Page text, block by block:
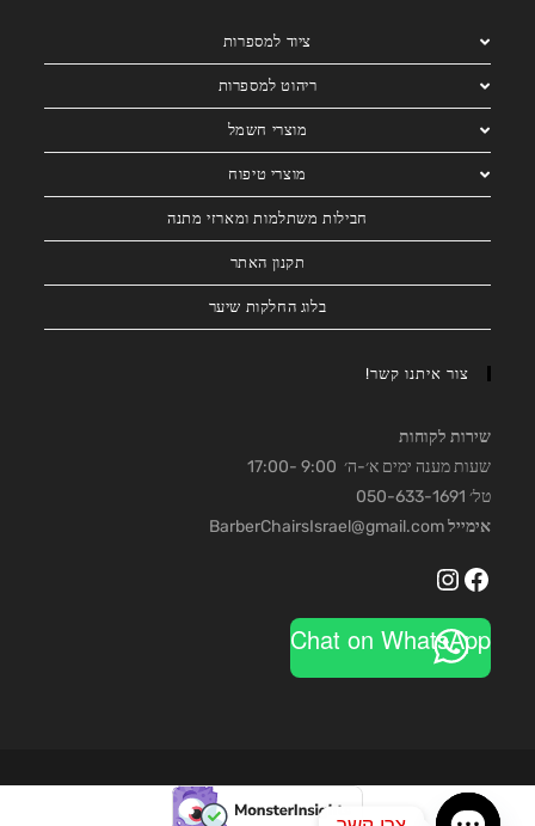
ציוד למספרות
ריהוט למספרות
מוצרי חשמל
מוצרי טיפוח
חבילות משתלמות ומארזי מתנה
תקנון האתר
בלוג החלקות שיער
צור איתנו קשר!
שירות לקוחות
שעות מענה ימים א׳-ה׳ 9:00 -17:00
טל׳ 050-633-1691
אימיילBarberChairsIsrael@gmail.com
Facebook
Instagram
Chat on WhatsApp